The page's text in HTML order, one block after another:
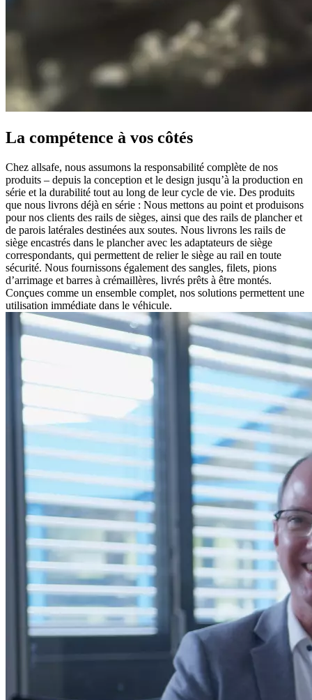
La compétence à vos côtés
Chez allsafe, nous assumons la responsabilité complète de nos
produits – depuis la conception et le design jusqu’à la production en
série et la durabilité tout au long de leur cycle de vie. Des produits
que nous livrons déjà en série : Nous mettons au point et produisons
pour nos clients des rails de sièges, ainsi que des rails de plancher et
de parois latérales destinées aux soutes. Nous livrons les rails de
siège encastrés dans le plancher avec les adaptateurs de siège
correspondants, qui permettent de relier le siège au rail en toute
sécurité. Nous fournissons également des sangles, filets, pions
d’arrimage et barres à crémaillères, livrés prêts à être montés.
Conçues comme un ensemble complet, nos solutions permettent une
utilisation immédiate dans le véhicule.